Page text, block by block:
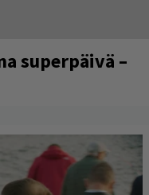
superpäivä –